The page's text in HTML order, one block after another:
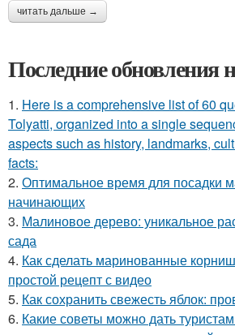
читать дальше →
Последние обновления
1. Here is a comprehensive list of 60
Tolyatti, organized into a single
aspects such as history, landmarks,
facts:
2. Оптимальное время для посадки
начинающих
3. Малиновое дерево: уникальное
сада
4. Как сделать маринованные
простой рецепт с видео
5. Как сохранить свежесть яблок:
6. Какие советы можно дать